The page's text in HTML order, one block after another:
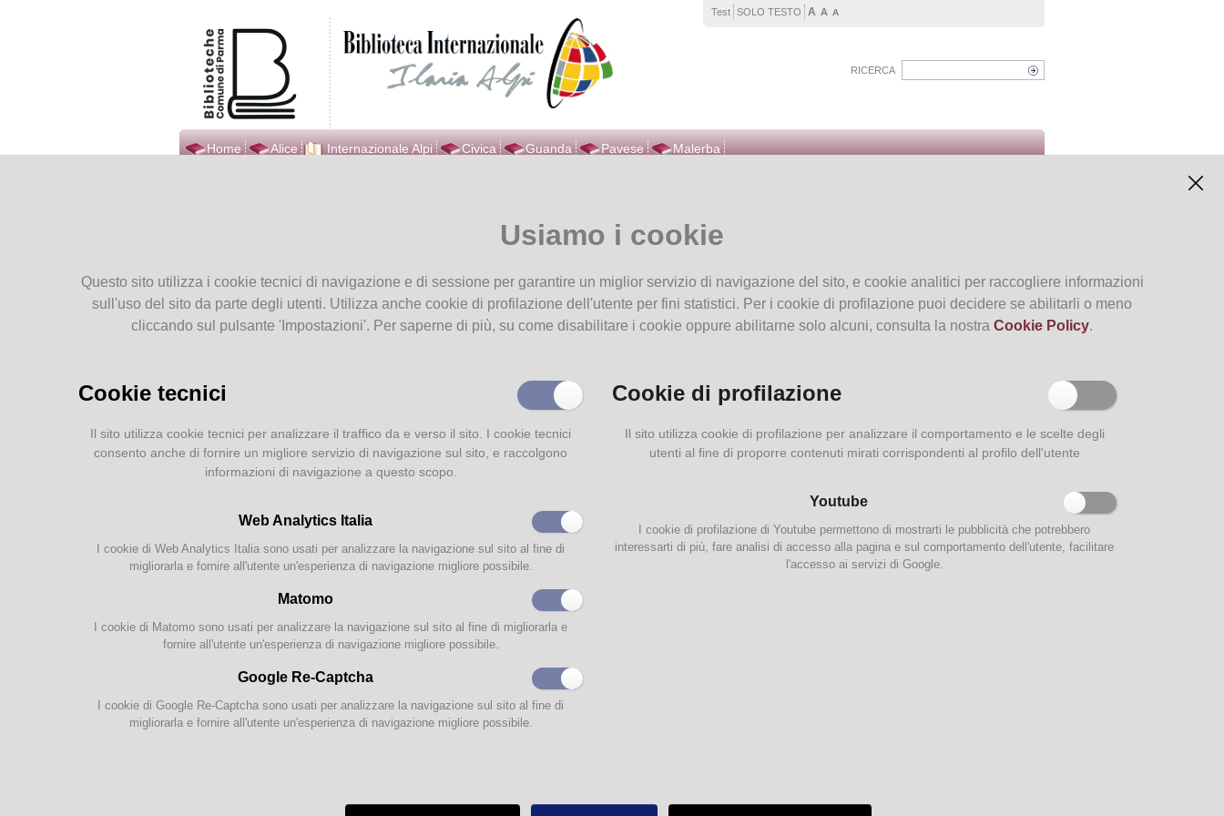
Test SOLO TESTO A A A
RICERCA
Home Alice Internazionale Alpi Civica Guanda Pavese Malerba
Lug
2026
Novità luglio agosto 2026
Per accompagnarvi negli afosi mesi di luglio e agosto abbiamo preparato tanti romanzi in
inglese, francese, spagnolo, tedesco e russo.
Non mancano i graphic novel e le letture graduate!
luglio.
Contatti
Dove Siamo
Seguici su Facebook
Servizi
Catalogo on-line
Collezione
Servizi per disabili
Servizi interculturali
Newsletter
Attività
Internazionale
Gruppi di Lettura
Usiamo i cookie
Questo sito utilizza i cookie tecnici di navigazione e di sessione per garantire un miglior servizio di navigazione del sito, e cookie analitici per raccogliere informazioni
sull'uso del sito da parte degli utenti. Utilizza anche cookie di profilazione dell'utente per fini statistici. Per i cookie di profilazione puoi decidere se abilitarli o meno
cliccando sul pulsante 'Impostazioni'. Per saperne di più, su come disabilitare i cookie oppure abilitarne solo alcuni, consulta la nostra Cookie Policy.
Cookie tecnici
Il sito utilizza cookie tecnici per analizzare il traffico da e verso il sito. I cookie tecnici
consento anche di fornire un migliore servizio di navigazione sul sito, e raccolgono
informazioni di navigazione a questo scopo.
Web Analytics Italia
I cookie di Web Analytics Italia sono usati per analizzare la navigazione sul sito al fine di
migliorarla e fornire all'utente un'esperienza di navigazione migliore possibile.
Matomo
I cookie di Matomo sono usati per analizzare la navigazione sul sito al fine di migliorarla e
fornire all'utente un'esperienza di navigazione migliore possibile.
Google Re-Captcha
I cookie di Google Re-Captcha sono usati per analizzare la navigazione sul sito al fine di
migliorarla e fornire all'utente un'esperienza di navigazione migliore possibile.
Cookie di profilazione
Il sito utilizza cookie di profilazione per analizzare il comportamento e le scelte degli
utenti al fine di proporre contenuti mirati corrispondenti al profilo dell'utente
Youtube
I cookie di profilazione di Youtube permettono di mostrarti le pubblicità che potrebbero
interessarti di più, fare analisi di accesso alla pagina e sul comportamento dell'utente, facilitare
l'accesso ai servizi di Google.